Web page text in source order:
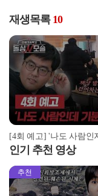
재생목록 10
인기 추천 영상
추천